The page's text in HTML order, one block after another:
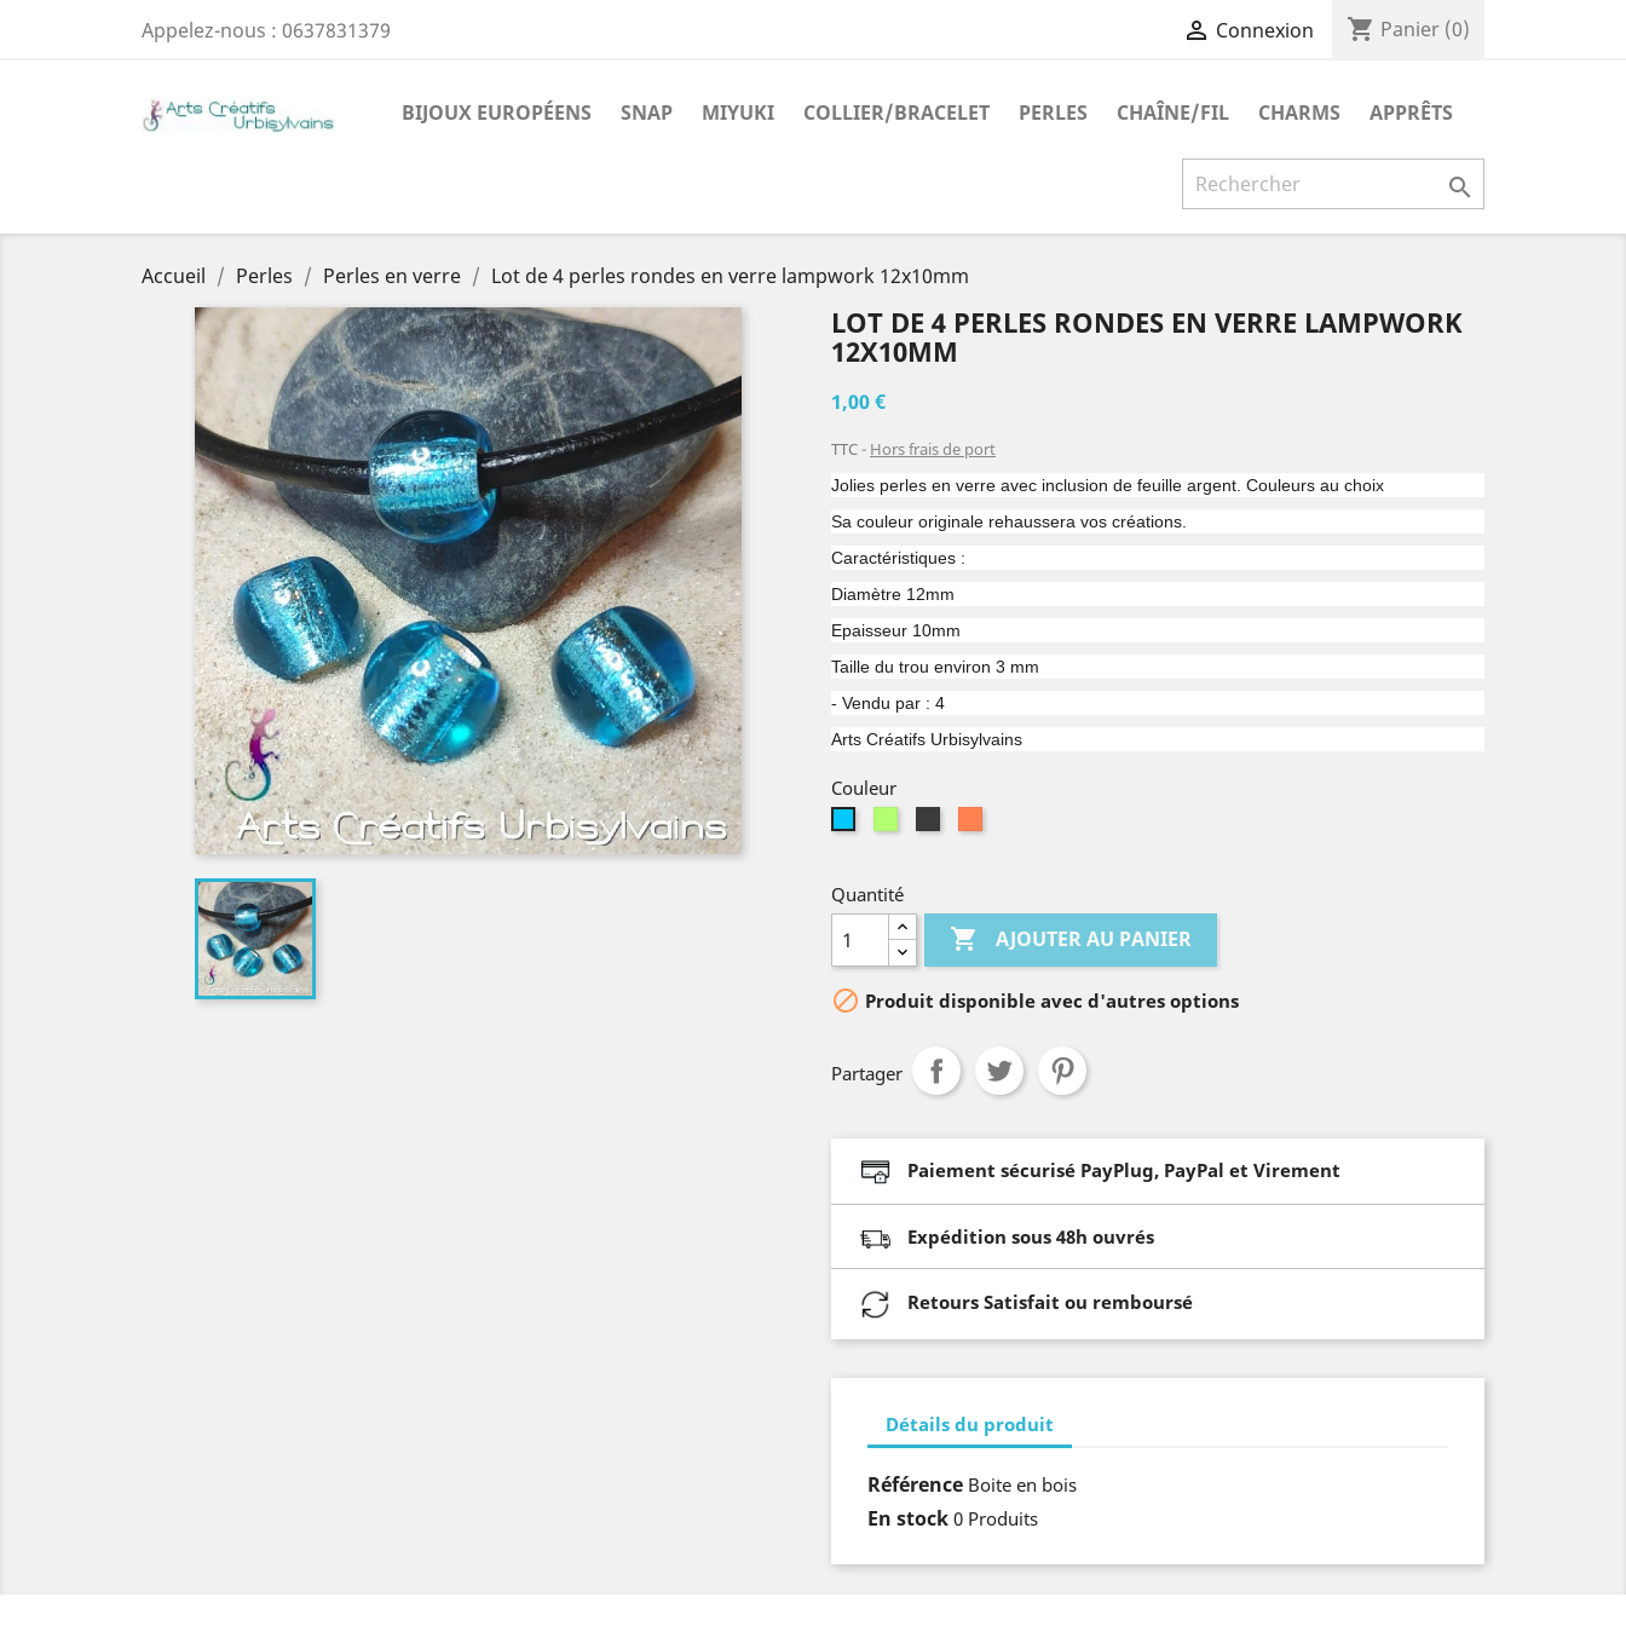
Appelez-nous : 0637831379  Connexion shopping_cart Panier (0)
BIJOUX EUROPÉENS SNAP MIYUKI COLLIER/BRACELET PERLES CHAÎNE/FIL CHARMS APPRÊTS

Accueil Perles Perles en verre Lot de 4 perles rondes en verre lampwork 12x10mm
LOT DE 4 PERLES RONDES EN VERRE LAMPWORK
12X10MM
1,00 €
TTC Hors frais de port
Jolies perles en verre avec inclusion de feuille argent. Couleurs au choix
Sa couleur originale rehaussera vos créations.
Caractéristiques :
Diamètre 12mm
Epaisseur 10mm
Taille du trou environ 3 mm
- Vendu par : 4
Arts Créatifs Urbisylvains
Couleur
Quantité
 AJOUTER AU PANIER
 Produit disponible avec d'autres options
Partager
Paiement sécurisé PayPlug, PayPal et Virement
Expédition sous 48h ouvrés
Retours Satisfait ou remboursé
Détails du produit
Référence Boite en bois
En stock 0 Produits